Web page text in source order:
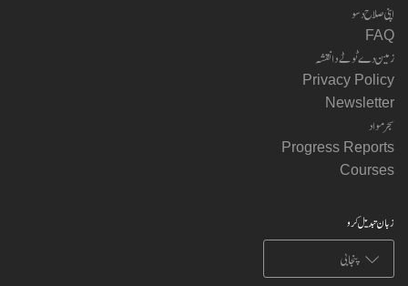
اپنی صلاح دسو
FAQ
زمین دے ٹوٹے دا نقشہ
Privacy Policy
Newsletter
سجر مواد
Progress Reports
Courses
زبان تبدیل کرو